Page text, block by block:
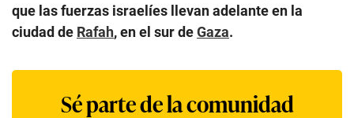
que las fuerzas israelíes llevan adelante en la
ciudad de Rafah, en el sur deGaza.